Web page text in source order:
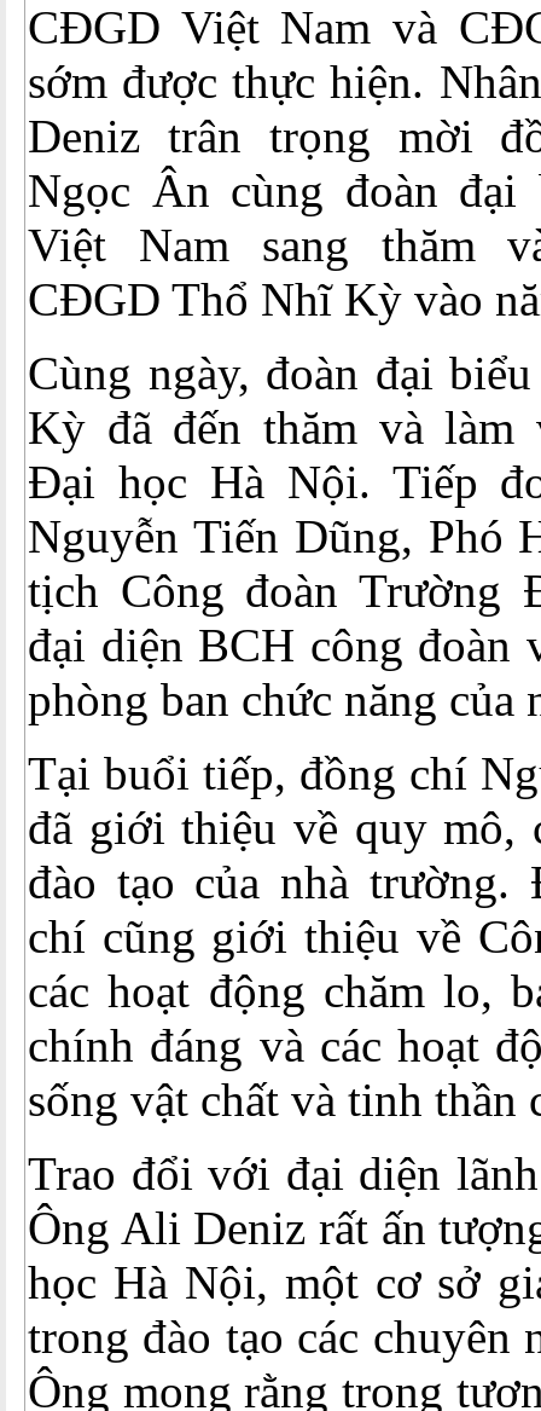
CĐGD Việt Nam và
sớm được thực hiện.
Deniz trân trọng mời
Ngọc Ân cùng đoàn đại
Việt Nam sang thăm
CĐGD Thổ Nhĩ Kỳ vào
Cùng ngày, đoàn đại
Kỳ đã đến thăm và làm
Đại học Hà Nội. Tiếp
Nguyễn Tiến Dũng, Phó
tịch Công đoàn Trường
đại diện BCH công đoàn
phòng ban chức năng của
Tại buổi tiếp, đồng chí
đã giới thiệu về quy mô,
đào tạo của nhà
chí cũng giới thiệu về
các hoạt động chăm lo,
chính đáng và các hoạt
sống vật chất và tinh
Trao đổi với đại diện
Ông Ali Deniz rất ấn
học Hà Nội, một cơ sở
trong đào tạo các chuyên
Ông mong rằng trong